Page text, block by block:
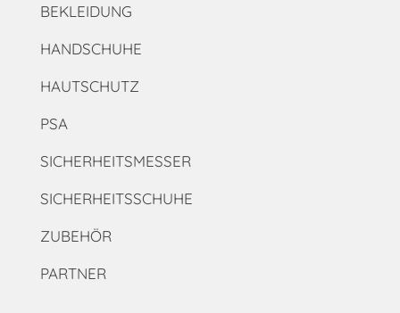
BEKLEIDUNG
HANDSCHUHE
HAUTSCHUTZ
PSA
SICHERHEITSMESSER
SICHERHEITSSCHUHE
ZUBEHÖR
PARTNER